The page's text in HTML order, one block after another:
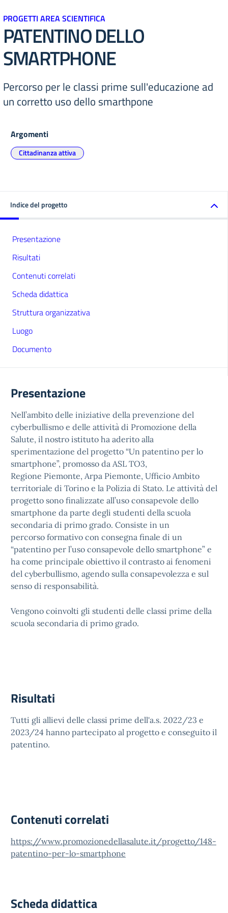
PROGETTI AREA SCIENTIFICA
PATENTINO DELLO
SMARTPHONE
Percorso per le classi prime sull'educazione ad
un corretto uso dello smarthpone
Argomenti
Cittadinanza attiva
Indice del progetto
Presentazione
Risultati
Contenuti correlati
Scheda didattica
Struttura organizzativa
Luogo
Documento
Presentazione
Nell’ambito delle iniziative della prevenzione del
cyberbullismo e delle attività di Promozione della
Salute, il nostro istituto ha aderito alla
sperimentazione del progetto “Un patentino per lo
smartphone”, promosso da ASL TO3,
Regione Piemonte, Arpa Piemonte, Ufficio Ambito
territoriale di Torino e la Polizia di Stato. Le attività del
progetto sono finalizzate all’uso consapevole dello
smartphone da parte degli studenti della scuola
secondaria di primo grado. Consiste in un
percorso formativo con consegna finale di un
“patentino per l’uso consapevole dello smartphone” e
ha come principale obiettivo il contrasto ai fenomeni
del cyberbullismo, agendo sulla consapevolezza e sul
senso di responsabilità.
Vengono coinvolti gli studenti delle classi prime della
scuola secondaria di primo grado.
Risultati
Tutti gli allievi delle classi prime dell'a.s. 2022/23 e
2023/24 hanno partecipato al progetto e conseguito il
patentino.
Contenuti correlati
https://www.promozionedellasalute.it/progetto/148-
patentino-per-lo-smartphone
Scheda didattica